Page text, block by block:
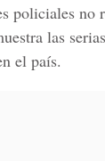
policiales no
las
el país.